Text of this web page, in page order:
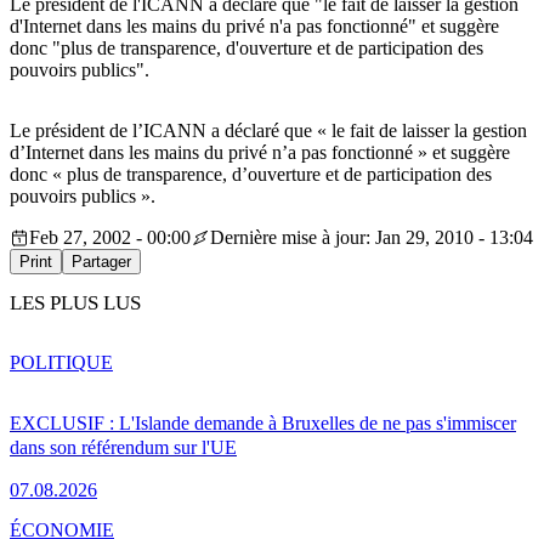
Le président de l'ICANN a déclaré que "le fait de laisser la gestion
d'Internet dans les mains du privé n'a pas fonctionné" et suggère
donc "plus de transparence, d'ouverture et de participation des
pouvoirs publics".
Le président de l’ICANN a déclaré que « le fait de laisser la gestion
d’Internet dans les mains du privé n’a pas fonctionné » et suggère
donc « plus de transparence, d’ouverture et de participation des
pouvoirs publics ».
Feb 27, 2002 - 00:00
Dernière mise à jour: Jan 29, 2010 - 13:04
Print Partager
LES PLUS LUS
EXCLUSIF : L'Islande demande à Bruxelles de ne pas s'immiscer
dans son référendum sur l'UE
07.08.2026
POLITIQUE
ÉCONOMIE